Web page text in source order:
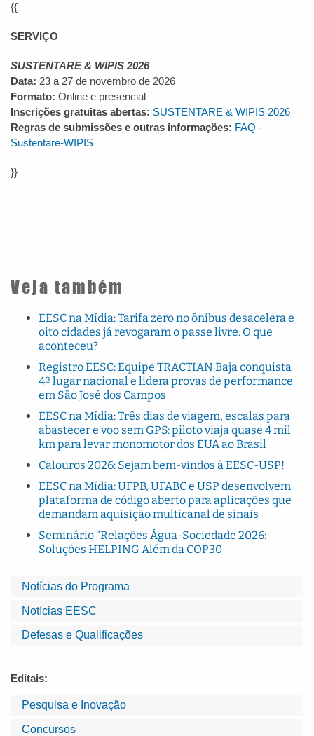
Notícias do Programa
Notícias EESC
Defesas e Qualificações
Editais:
Pesquisa e Inovação
Concursos
{{
SERVIÇO
SUSTENTARE & WIPIS 2026
Data: 23 a 27 de novembro de 2026
Formato: Online e presencial
Inscrições gratuitas abertas: SUSTENTARE & WIPIS 2026
Regras de submissões e outras informações: FAQ -
Sustentare-WIPIS
}}
Veja também
EESC na Mídia: Tarifa zero no ônibus desacelera e
oito cidades já revogaram o passe livre. O que
aconteceu?
Registro EESC: Equipe TRACTIAN Baja conquista
4º lugar nacional e lidera provas de performance
em São José dos Campos
EESC na Mídia: Três dias de viagem, escalas para
abastecer e voo sem GPS: piloto viaja quase 4 mil
km para levar monomotor dos EUA ao Brasil
Calouros 2026: Sejam bem-vindos à EESC-USP!
EESC na Mídia: UFPB, UFABC e USP desenvolvem
plataforma de código aberto para aplicações que
demandam aquisição multicanal de sinais
Seminário "Relações Água-Sociedade 2026:
Soluções HELPING Além da COP30